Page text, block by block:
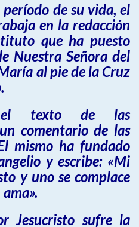
de su vida, el
en la redacción
que ha puesto
Nuestra Señora del
al pie de la Cruz
el texto de las
comentario de las
mismo ha fundado
y escribe: «Mi
y uno se complace
Jesucristo sufre la